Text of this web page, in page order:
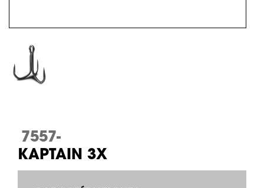
7557-
KAPTAIN 3X